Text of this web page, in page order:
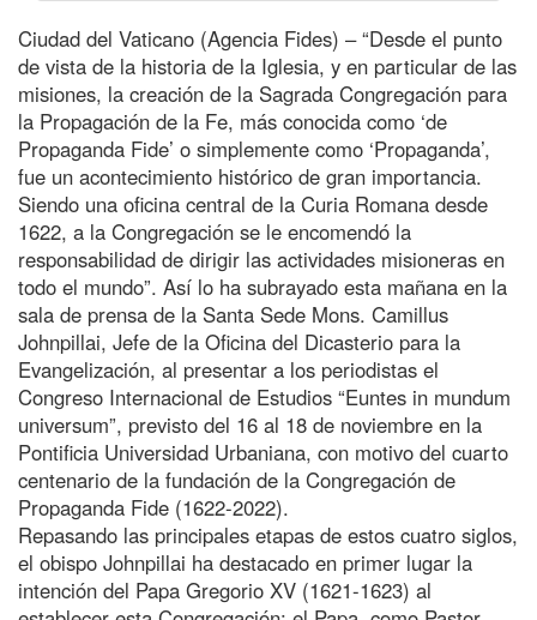
Ciudad del Vaticano (Agencia Fides) – “Desde el punto
de vista de la historia de la Iglesia, y en particular de las
misiones, la creación de la Sagrada Congregación para
la Propagación de la Fe, más conocida como ‘de
Propaganda Fide’ o simplemente como ‘Propaganda’,
fue un acontecimiento histórico de gran importancia.
Siendo una oficina central de la Curia Romana desde
1622, a la Congregación se le encomendó la
responsabilidad de dirigir las actividades misioneras en
todo el mundo”. Así lo ha subrayado esta mañana en la
sala de prensa de la Santa Sede Mons. Camillus
Johnpillai, Jefe de la Oficina del Dicasterio para la
Evangelización, al presentar a los periodistas el
Congreso Internacional de Estudios “Euntes in mundum
universum”, previsto del 16 al 18 de noviembre en la
Pontificia Universidad Urbaniana, con motivo del cuarto
centenario de la fundación de la Congregación de
Propaganda Fide (1622-2022).
Repasando las principales etapas de estos cuatro siglos,
el obispo Johnpillai ha destacado en primer lugar la
intención del Papa Gregorio XV (1621-1623) al